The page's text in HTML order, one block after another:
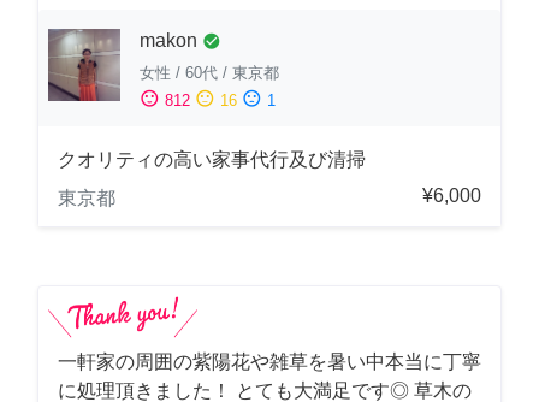
makon check_circle
女性 / 60代 / 東京都
sentiment_satisfied 812 sentiment_neutral 16 sentiment_dissatisfied 1
クオリティの高い家事代行及び清掃
東京都
¥6,000
一軒家の周囲の紫陽花や雑草を暑い中本当に丁寧
に処理頂きました！ とても大満足です◎ 草木の